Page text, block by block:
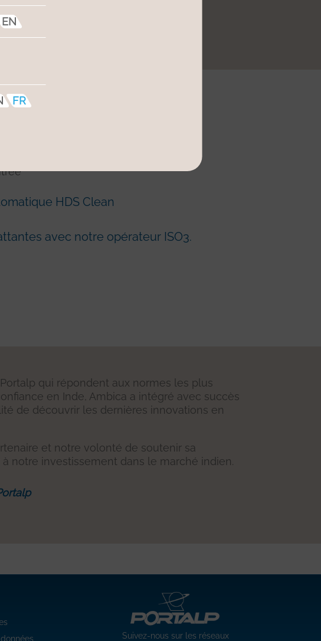
HDS Clean
avec notre opérateur ISO3.
qui répondent aux normes les plus
en Inde, Ambica a intégré avec succès
de découvrir les dernières innovations en
et notre volonté de soutenir sa
notre investissement dans le marché indien.
Suivez-nous sur les réseaux
EN
FR